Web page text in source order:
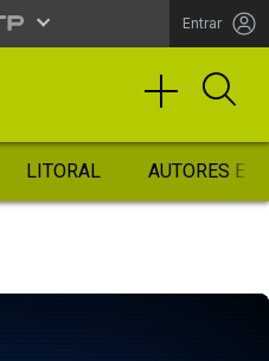
Entrar
LITORAL AUTORES